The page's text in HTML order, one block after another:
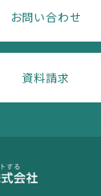
お問い合わせ
資料請求